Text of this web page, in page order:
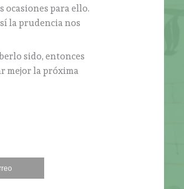
ocasiones para ello.
la prudencia nos
sido, entonces
mejor la próxima